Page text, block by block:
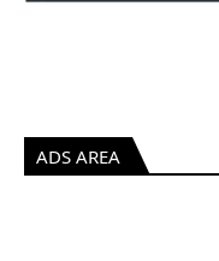
ADS AREA